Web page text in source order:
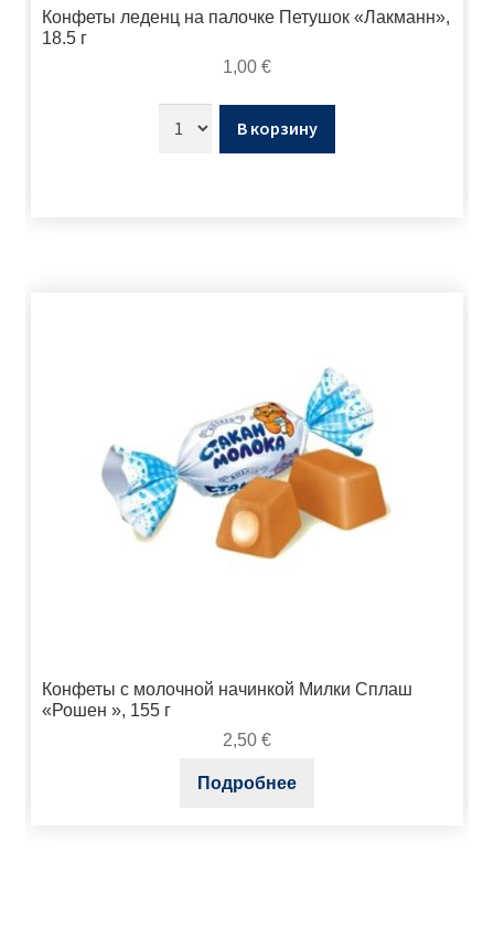
Конфеты леденц на палочке Петушок «Лакманн»,
18.5 г
1,00 €
В корзину
Конфеты с молочной начинкой Милки Сплаш
«Рошен », 155 г
2,50 €
Подробнее